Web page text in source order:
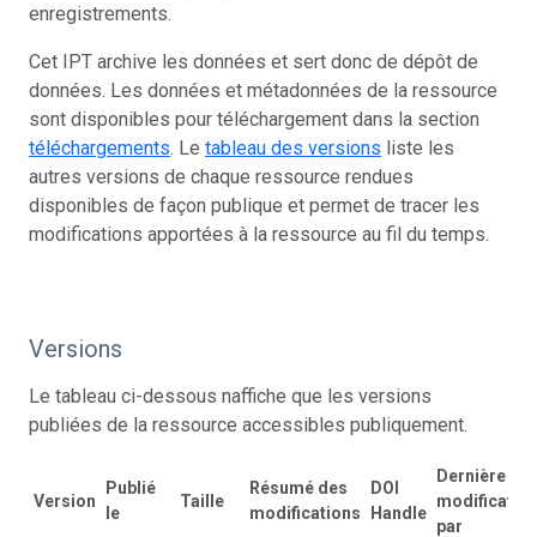
enregistrements.
Cet IPT archive les données et sert donc de dépôt de
données. Les données et métadonnées de la ressource
sont disponibles pour téléchargement dans la section
téléchargements. Le tableau des versions liste les
autres versions de chaque ressource rendues
disponibles de façon publique et permet de tracer les
modifications apportées à la ressource au fil du temps.
Versions
Le tableau ci-dessous naffiche que les versions
publiées de la ressource accessibles publiquement.
Version
Publié
le
Taille
Résumé des
modifications
DOI
Handle
Dernière
modification
par